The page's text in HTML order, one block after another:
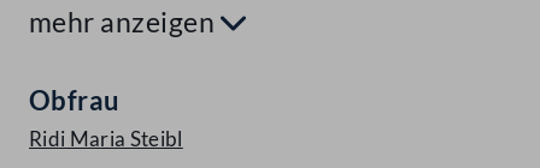
mehr anzeigen
Obfrau
Ridi Maria Steibl